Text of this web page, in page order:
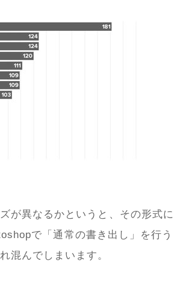
が異なるかというと、その形式に
で「通常の書き出し」を行う
混んでしまいます。